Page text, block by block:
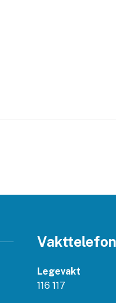
Legevakt
116 117